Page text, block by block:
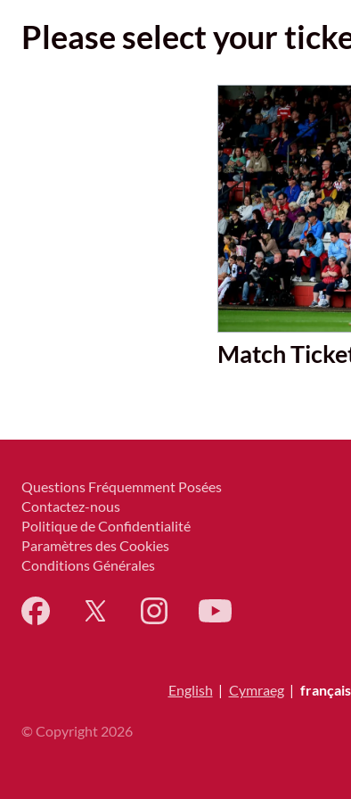
Please select your
Match
Questions Fréquemment Posées
Contactez-nous
Politique de Confidentialité
Paramètres des Cookies
Conditions Générales
English | Cymraeg| français
© Copyright 2026